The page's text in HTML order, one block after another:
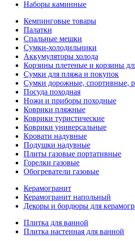
Наборы каминные
Кемпинговые товары
Палатки
Спальные мешки
Сумки-холодильники
Аккумуляторы холода
Корзины плетеные и корзины
Сумки для пляжа и покупок
Сумки дорожные, спортивные,
Посуда походная
Ножи и приборы походные
Коврики пляжные
Коврики туристические
Коврики универсальные
Кровати надувные
Подушки надувные
Плиты газовые портативные
Горелки газовые
Обогреватели газовые
Керамогранит
Керамогранит напольный
Декоры и бордюры для
Плитка для ванной
Плитка настенная для ванной